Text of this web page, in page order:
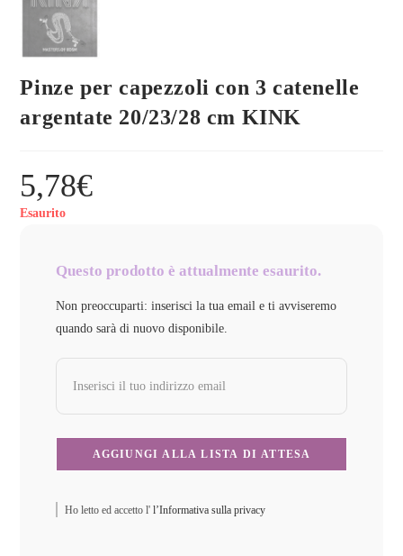
Pinze per capezzoli con 3 catenelle
argentate 20/23/28 cm KINK
5,78€
Esaurito
Questo prodotto è attualmente esaurito.
Non preoccuparti: inserisci la tua email e ti avviseremo
quando sarà di nuovo disponibile.
Ho letto ed accetto l' l’Informativa sulla privacy